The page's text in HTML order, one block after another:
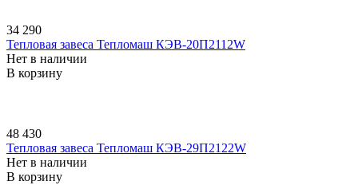
34 290
Тепловая завеса Тепломаш КЭВ-20П2112W
Нет в наличии
В корзину
48 430
Тепловая завеса Тепломаш КЭВ-29П2122W
Нет в наличии
В корзину